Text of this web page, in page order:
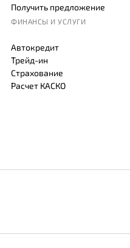
Получить предложение
ФИНАНСЫ И УСЛУГИ
Автокредит
Трейд-ин
Страхование
Расчет КАСКО